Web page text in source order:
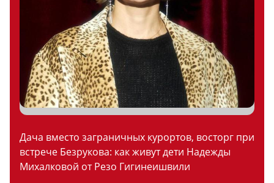
Дача вместо заграничных курортов, восторг при
встрече Безрукова: как живут дети Надежды
Михалковой от Резо Гигинеишвили